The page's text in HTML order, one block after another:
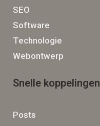
SEO
Software
Technologie
Webontwerp
Snelle koppelingen
Posts